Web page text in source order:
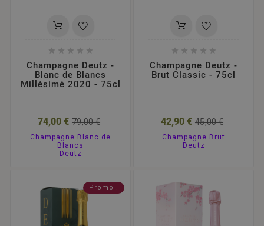
    
Champagne Deutz -
Blanc de Blancs
Millésimé 2020 - 75cl
74,00 € 79,00 €
Champagne Blanc de
Blancs
Deutz
    
Champagne Deutz -
Brut Classic - 75cl
42,90 € 45,00 €
Champagne Brut
Deutz
Promo !